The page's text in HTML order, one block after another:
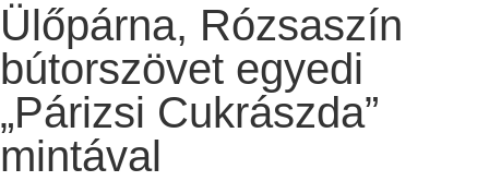
Ülőpárna, Rózsaszín
bútorszövet egyedi
„Párizsi Cukrászda”
mintával